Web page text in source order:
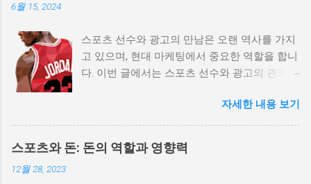
6월 15, 2024
스포츠 선수와 광고의 만남은 오랜 역사를 가지
고 있으며, 현대 마케팅에서 중요한 역할을 합니
다. 이번 글에서는 스포츠 선수와 광고의 관계,
통해 이 주제를 깊이 탐구해 보겠습니다. 스포
츠스타와 광고: 영향력과 성공 사례
(spots11.com) 1. 스포츠 선수와 광고의 역사적
배경 스포츠 선수와 광고의 관계는 20세기 초반
자세한 내용 보기
스포츠와 돈: 돈의 역할과 영향력
12월 28, 2023